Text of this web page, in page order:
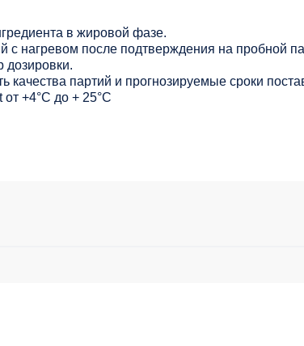
в жировой фазе.
с нагревом после подтверждения на пробной
дозировки.
партий и прогнозируемые сроки
+4°C до + 25°С